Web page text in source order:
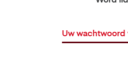
Uw wachtwoord